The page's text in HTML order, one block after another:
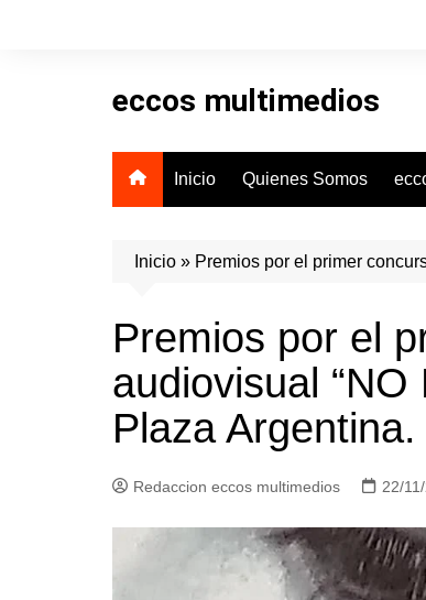
eccos multimedios
Inicio Quienes Somos
Inicio » Premios por el primer
Premios por el
audiovisual “NO
Plaza Argentina.
Redaccion eccos multimedios 22/